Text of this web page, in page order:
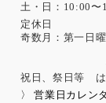
土・日：10:00〜
定休日
奇数月：第一
偶数月：第
祝日、祭日等 は
〉 営業日カレン